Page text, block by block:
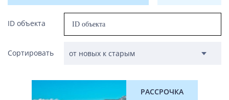
ID объекта
Сортировать
РАССРОЧКА